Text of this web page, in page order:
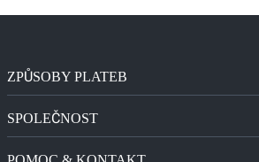
ZPŮSOBY PLATEB
SPOLEČNOST